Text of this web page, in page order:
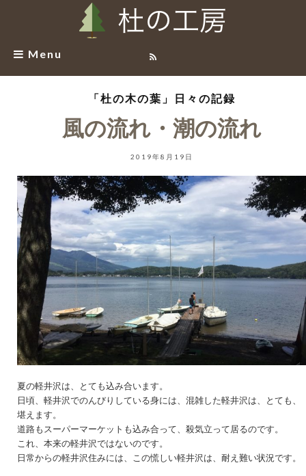
Menu
「杜の木の葉」日々の記録
風の流れ・潮の流れ
2019年8月19日
夏の軽井沢は、とても込み合います。
日頃、軽井沢でのんびりしている身には、混雑した軽井沢は、とても、
堪えます。
道路もスーパーマーケットも込み合って、殺気立って居るのです。
これ、本来の軽井沢ではないのです。
日常からの軽井沢住みには、この慌しい軽井沢は、耐え難い状況です。